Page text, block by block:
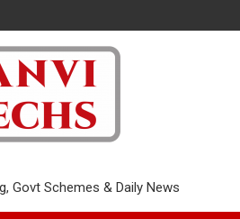
Govt Schemes & Daily News